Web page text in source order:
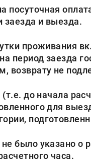
посуточная
заезда и выезда.
проживания
период заезда
возврату не
до начала
для
было указано
часа.